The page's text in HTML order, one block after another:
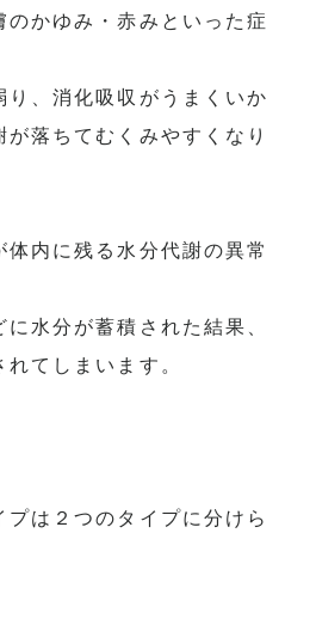
のかゆみ・赤みといった症
り、消化吸収がうまくいか
が落ちてむくみやすくなり
内に残る水分代謝の異常
水分が蓄積された結果、
てしまいます。
は２つのタイプに分けら